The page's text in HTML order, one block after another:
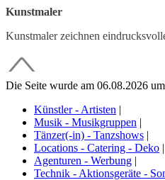
Kunstmaler
Kunstmaler zeichnen
Die Seite wurde am 06.08.2026
Künstler - Artisten |
Musik - Musikgruppen |
Tänzer(-in) - Tanzshows |
Locations - Catering - Deko |
Agenturen - Werbung |
Technik - Aktionsgeräte -